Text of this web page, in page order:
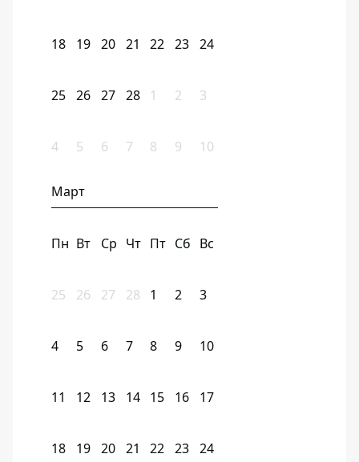
18 19 20 21 22 23 24
25 26 27 28 1 2 3
4 5 6 7 8 9 10
Март
Пн Вт Ср Чт Пт Сб Вс
25 26 27 28 1 2 3
4 5 6 7 8 9 10
11 12 13 14 15 16 17
18 19 20 21 22 23 24